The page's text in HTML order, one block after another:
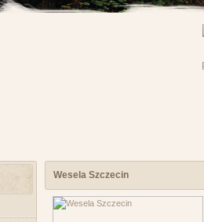
Wesela Szczecin